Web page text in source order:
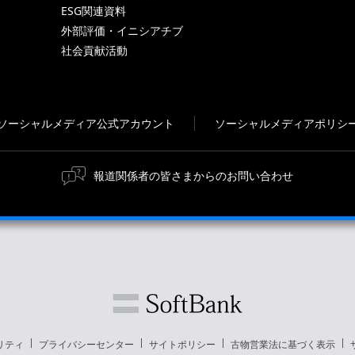
ESG関連資料
外部評価・イニシアチブ
社会貢献活動
ーシャルメディア公式アカウント ソーシャルメディアポリシ
報道関係者の皆さまからのお問い合わせ
ティ プライバシーセンター サイトポリシー 古物営業法に基づく表示